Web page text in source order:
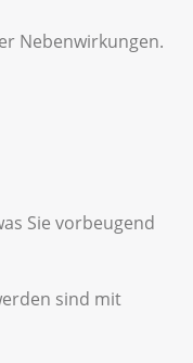
Nebenwirkungen.
Sie vorbeugend
sind mit